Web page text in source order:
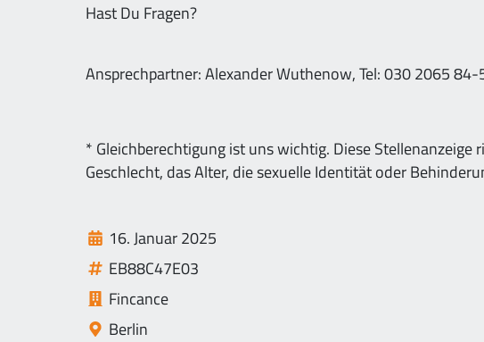
Hast Du Fragen?
Ansprechpartner: Alexander Wuthenow, Tel: 030 2065 84-
* Gleichberechtigung ist uns wichtig. Diese
Geschlecht, das Alter, die sexuelle Identität oder
16. Januar 2025
EB88C47E03
Fincance
Berlin